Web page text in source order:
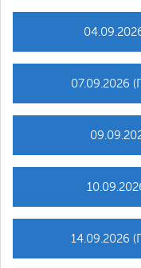
07.09.2026
14.09.2026